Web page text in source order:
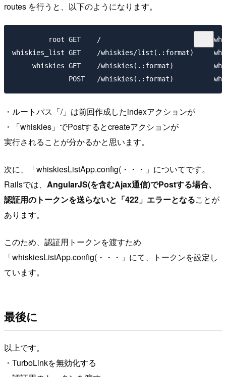
routes を行うと、以下のようになります。
root GET    /
whiskies_list GET    /whiskies/list(.:format)
whiskies GET    /whiskies(.:format)
・ルートパス「/」は前回作成したindexアクションが
・「whiskies」でPostするとcreateアクションが
実行されることが分かるかと思います。
次に、「whiskiesListApp.config(・・・」についてです。
Railsでは、 AngularJS(を含むAjax通信)でPostする場合、
認証用のトークンを送らないと「422」エラーとなることが
あります。
このため、認証用トークンを渡すため
「whiskiesListApp.config(・・・」にて、トークンを設定し
ています。
最後に
以上です。
・TurboLinkを無効化する